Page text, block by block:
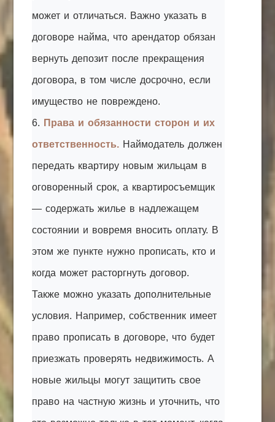
может и отличаться. Важно указать в
договоре найма, что арендатор обязан
вернуть депозит после прекращения
договора, в том числе досрочно, если
имущество не повреждено.
6. Права и обязанности сторон и их
ответственность. Наймодатель должен
передать квартиру новым жильцам в
оговоренный срок, а квартиросъемщик
— содержать жилье в надлежащем
состоянии и вовремя вносить оплату. В
этом же пункте нужно прописать, кто и
когда может расторгнуть договор.
Также можно указать дополнительные
условия. Например, собственник имеет
право прописать в договоре, что будет
приезжать проверять недвижимость. А
новые жильцы могут защитить свое
право на частную жизнь и уточнить, что